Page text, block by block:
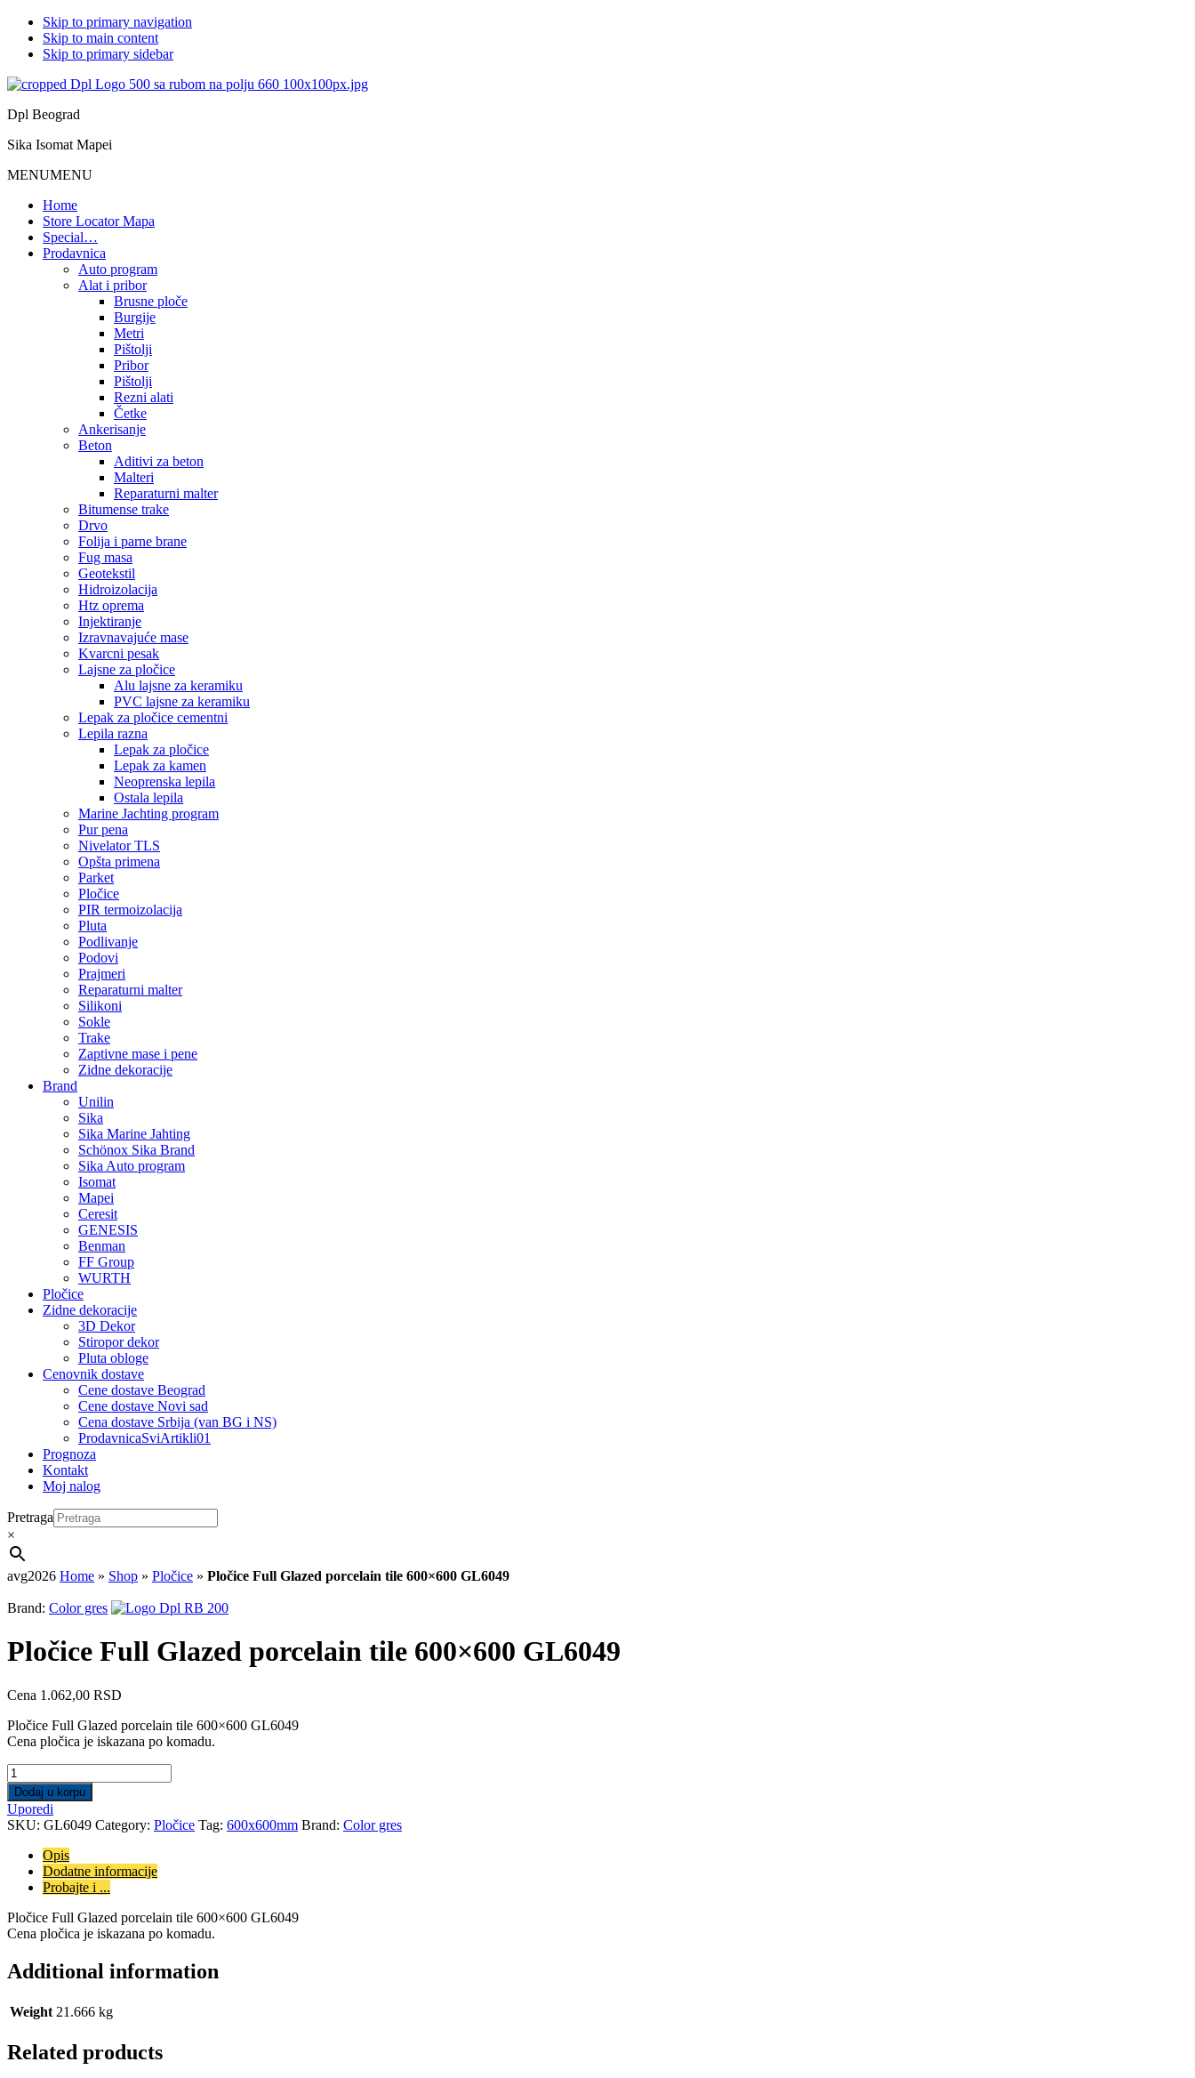
Skip to primary navigation
Skip to main content
Skip to primary sidebar
Dpl Beograd
Sika Isomat Mapei
MENUMENU
Home
Store Locator Mapa
Special…
Prodavnica
Auto program
Alat i pribor
Brusne ploče
Burgije
Metri
Pištolji
Pribor
Pištolji
Rezni alati
Četke
Ankerisanje
Beton
Aditivi za beton
Malteri
Reparaturni malter
Bitumense trake
Drvo
Folija i parne brane
Fug masa
Geotekstil
Hidroizolacija
Htz oprema
Injektiranje
Izravnavajuće mase
Kvarcni pesak
Lajsne za pločice
Alu lajsne za keramiku
PVC lajsne za keramiku
Lepak za pločice cementni
Lepila razna
Lepak za pločice
Lepak za kamen
Neoprenska lepila
Ostala lepila
Marine Jachting program
Pur pena
Nivelator TLS
Opšta primena
Parket
Pločice
PIR termoizolacija
Pluta
Podlivanje
Podovi
Prajmeri
Reparaturni malter
Silikoni
Sokle
Trake
Zaptivne mase i pene
Zidne dekoracije
Brand
Unilin
Sika
Sika Marine Jahting
Schönox Sika Brand
Sika Auto program
Isomat
Mapei
Ceresit
GENESIS
Benman
FF Group
WURTH
Pločice
Zidne dekoracije
3D Dekor
Stiropor dekor
Pluta obloge
Cenovnik dostave
Cene dostave Beograd
Cene dostave Novi sad
Cena dostave Srbija (van BG i NS)
ProdavnicaSviArtikli01
Prognoza
Kontakt
Moj nalog
Pretraga
×
avg2026 Home » Shop » Pločice » Pločice Full Glazed porcelain tile 600×600 GL6049
Brand: Color gres
Pločice Full Glazed porcelain tile 600×600 GL6049
Cena 1.062,00 RSD
Pločice Full Glazed porcelain tile 600×600 GL6049
Cena pločica je iskazana po komadu.
Pločice
Full
Glazed
porcelain
tile
600x600
GL6049
quantity
Dodaj u korpu
Uporedi
SKU: GL6049 Category: Pločice Tag: 600x600mm Brand: Color gres
Opis
Dodatne informacije
Probajte i ...
Pločice Full Glazed porcelain tile 600×600 GL6049
Cena pločica je iskazana po komadu.
Additional information
Weight 21.666 kg
Related products